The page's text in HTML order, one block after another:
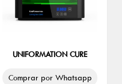
UNIFORMATION CURE
Comprar por Whatsapp